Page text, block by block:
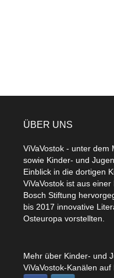
ÜBER UNS
ViVaVostok - unter dem
sowie Kinder- und
Einblick in die dortigen
ViVaVostok ist aus
Bosch Stiftung
bis 2017 innovative
Osteuropa vorstellten.
Mehr über Kinder- und
ViVaVostok-Kanälen